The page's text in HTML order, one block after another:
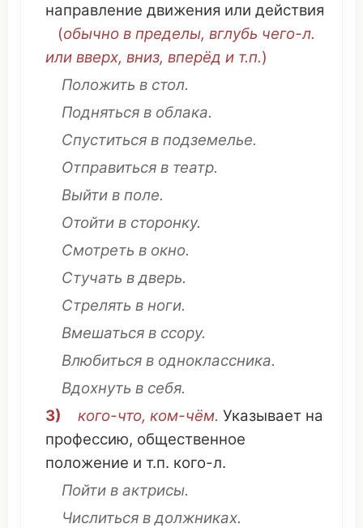
направление движения или действия
(обычно в пределы, вглубь чего-л.
или вверх, вниз, вперёд и т.п.)
Положить в стол.
Подняться в облака.
Спуститься в подземелье.
Отправиться в театр.
Выйти в поле.
Отойти в сторонку.
Смотреть в окно.
Стучать вдверь.
Стрелять в ноги.
Вмешаться в ссору.
Влюбиться в одноклассника.
Вдохнуть в себя.
3)
кого-что, ком-чём. Указывает на
профессию, общественное
положение и т.п. кого-л.
Пойти в актрисы.
Числиться вдолжниках.